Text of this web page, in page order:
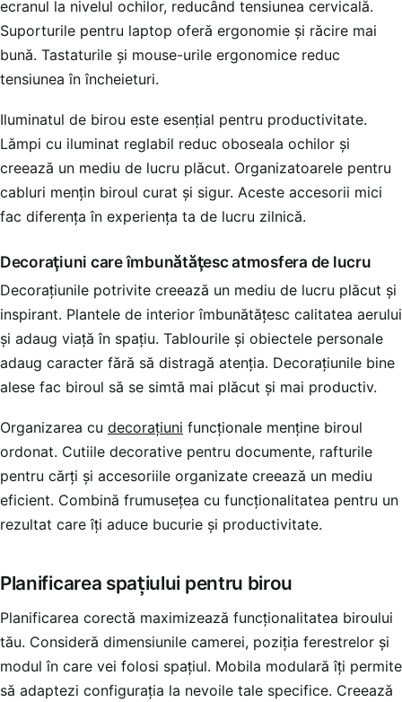
ecranul la nivelul ochilor, reducând tensiunea cervicală.
Suporturile pentru laptop oferă ergonomie și răcire mai
bună. Tastaturile și mouse-urile ergonomice reduc
tensiunea în încheieturi.
Iluminatul de birou este esențial pentru productivitate.
Lămpi cu iluminat reglabil reduc oboseala ochilor și
creează un mediu de lucru plăcut. Organizatoarele pentru
cabluri mențin biroul curat și sigur. Aceste accesorii mici
fac diferența în experiența ta de lucru zilnică.
Decorațiuni care îmbunătățesc atmosfera de lucru
Decorațiunile potrivite creează un mediu de lucru plăcut și
inspirant. Plantele de interior îmbunătățesc calitatea aerului
și adaug viață în spațiu. Tablourile și obiectele personale
adaug caracter fără să distragă atenția. Decorațiunile bine
alese fac biroul să se simtă mai plăcut și mai productiv.
Organizarea cu decorațiuni funcționale menține biroul
ordonat. Cutiile decorative pentru documente, rafturile
pentru cărți și accesoriile organizate creează un mediu
eficient. Combină frumusețea cu funcționalitatea pentru un
rezultat care îți aduce bucurie și productivitate.
Planificarea spațiului pentru birou
Planificarea corectă maximizează funcționalitatea biroului
tău. Consideră dimensiunile camerei, poziția ferestrelor și
modul în care vei folosi spațiul. Mobila modulară îți permite
să adaptezi configurația la nevoile tale specifice. Creează